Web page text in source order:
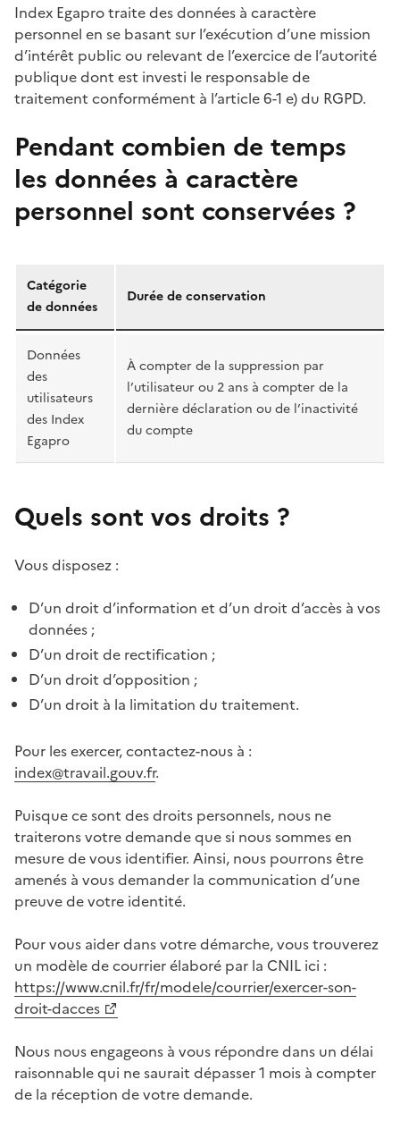
Index Egapro traite des données à caractère
personnel en se basant sur l’exécution d’une mission
d’intérêt public ou relevant de l’exercice de l’autorité
publique dont est investi le responsable de
traitement conformément à l’article 6-1 e) du RGPD.
Pendant combien de temps
les données à caractère
personnel sont conservées ?
Catégorie
de données
Durée de conservation
Données
des
utilisateurs
des Index
Egapro
À compter de la suppression par
l’utilisateur ou 2 ans à compter de la
dernière déclaration ou de l’inactivité
du compte
Quels sont vos droits ?
Vous disposez :
D’un droit d’information et d’un droit d’accès à vos
données ;
D’un droit de rectification ;
D’un droit d’opposition ;
D’un droit à la limitation du traitement.
Pour les exercer, contactez-nous à :
index@travail.gouv.fr.
Puisque ce sont des droits personnels, nous ne
traiterons votre demande que si nous sommes en
mesure de vous identifier. Ainsi, nous pourrons être
amenés à vous demander la communication d’une
preuve de votre identité.
Pour vous aider dans votre démarche, vous trouverez
un modèle de courrier élaboré par la CNIL ici :
https://www.cnil.fr/fr/modele/courrier/exercer-son-
droit-dacces
Nous nous engageons à vous répondre dans un délai
raisonnable qui ne saurait dépasser 1 mois à compter
de la réception de votre demande.